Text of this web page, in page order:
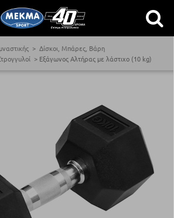
Δίσκοι, Μπάρες, Βάρη
Εξάγωνος Αλτήρας με λάστιχο (10 kg)